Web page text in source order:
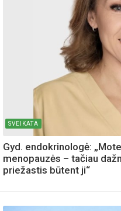
SVEIKATA
Gyd. endokrinologė:
menopauzės – tačiau
priežastis būtent ji“